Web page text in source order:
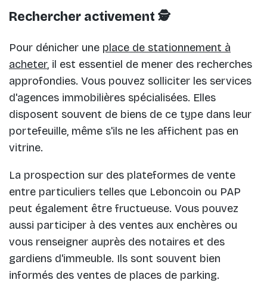
Rechercher activement 🕵️
Pour dénicher une place de stationnement à
acheter, il est essentiel de mener des recherches
approfondies. Vous pouvez solliciter les services
d'agences immobilières spécialisées. Elles
disposent souvent de biens de ce type dans leur
portefeuille, même s'ils ne les affichent pas en
vitrine.
La prospection sur des plateformes de vente
entre particuliers telles que Leboncoin ou PAP
peut également être fructueuse. Vous pouvez
aussi participer à des ventes aux enchères ou
vous renseigner auprès des notaires et des
gardiens d'immeuble. Ils sont souvent bien
informés des ventes de places de parking.